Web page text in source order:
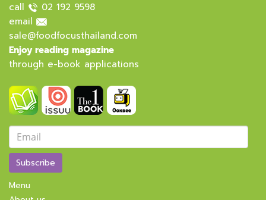
call
02 192 9598
email
sale@foodfocusthailand.com
Enjoy reading magazine
through e-book applications
Subscribe
Menu